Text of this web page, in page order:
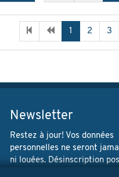
1 2 3
Newsletter
Restez à jour! Vos données
personnelles ne seront
ni louées. Désinscription